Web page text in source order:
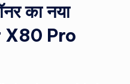
का नया
X80 Pro